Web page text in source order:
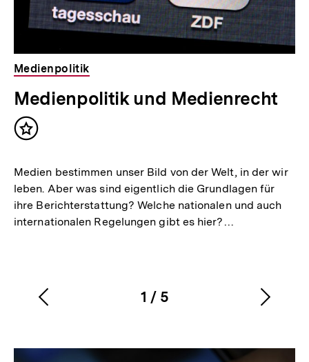
Medienpolitik
Medienpolitik und Medienrecht
Inhalt
Medien bestimmen unser Bild von der Welt, in der wir
leben. Aber was sind eigentlich die Grundlagen für
ihre Berichterstattung? Welche nationalen und auch
internationalen Regelungen gibt es hier?…
Karussellinhalt
1
von
/ 5
Vorherigen
anzeigen